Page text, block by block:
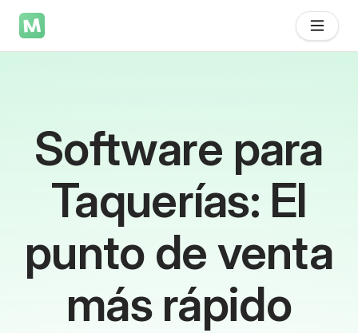
Software para
Taquerías: El
punto de venta
más rápido